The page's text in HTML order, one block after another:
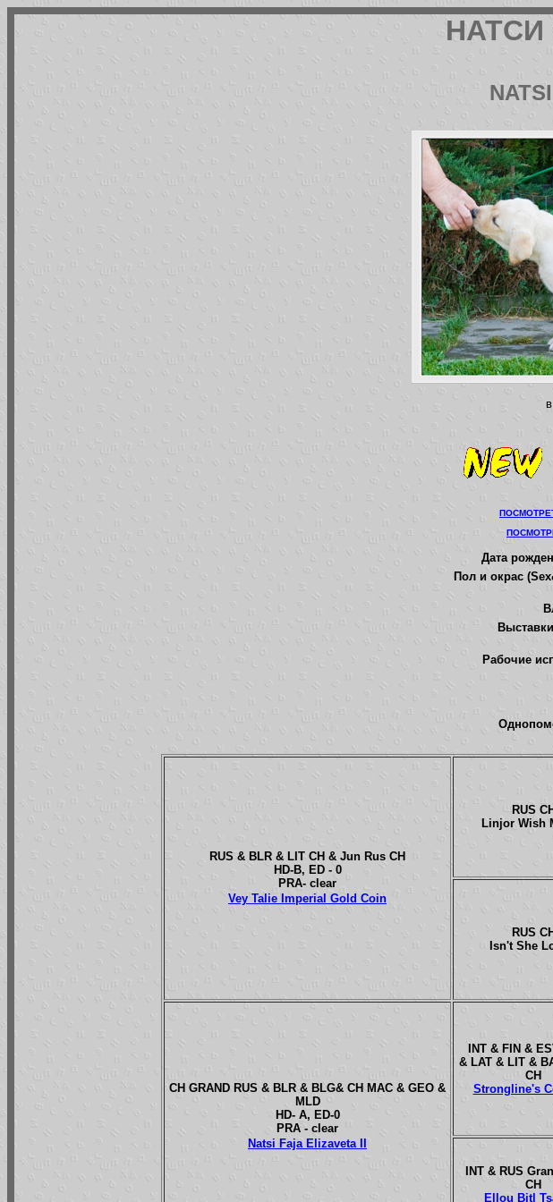
НАТСИ
Дата
Пол и окрас
Рабочие
RUS & BLR & LIT CH & Jun Rus CH
HD-B, ED - 0
PRA- clear
Vey Talie Imperial Gold Coin
RUS CH
Linjor Wish
RUS CH
Isn't She
CH GRAND RUS & BLR & BLG& CH MAC & GEO &
MLD
HD- A, ED-0
PRA - clear
Natsi Faja Elizaveta II
INT & FIN &
& LAT & LIT &
CH
Strongline's
INT & RUS
CH
Ellou Bitl